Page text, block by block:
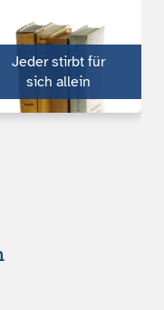
Jeder stirbt für
sich allein